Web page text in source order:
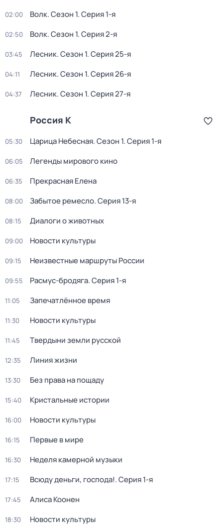
02:00 Волк. Сезон 1. Серия 1-я
02:50 Волк. Сезон 1. Серия 2-я
03:45 Лесник. Сезон 1. Серия 25-я
04:11 Лесник. Сезон 1. Серия 26-я
04:37 Лесник. Сезон 1. Серия 27-я
Россия К
05:30 Царица Небесная. Сезон 1. Серия 1-я
06:05 Легенды мирового кино
06:35 Прекрасная Елена
08:00 Забытое ремесло. Серия 13-я
08:15 Диалоги о животных
09:00 Новости культуры
09:15 Неизвестные маршруты России
09:55 Расмус-бродяга. Серия 1-я
11:05 Запечатлённое время
11:30 Новости культуры
11:45 Твердыни земли русской
12:35 Линия жизни
13:30 Без права на пощаду
15:40 Кристальные истории
16:00 Новости культуры
16:15 Первые в мире
16:30 Неделя камерной музыки
17:15 Всюду деньги, господа!. Серия 1-я
17:45 Алиса Коонен
18:30 Новости культуры